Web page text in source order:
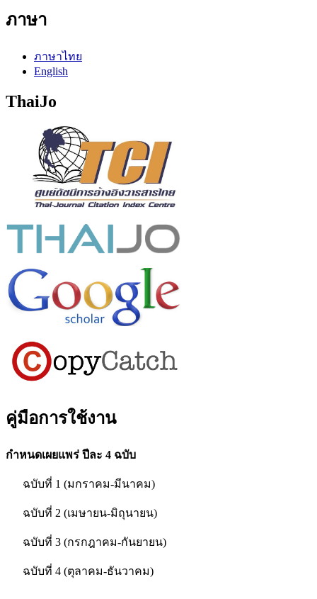
ภาษา
ภาษาไทย
English
ThaiJo
คู่มือการใช้งาน
กำหนดเผยแพร่ ปีละ 4 ฉบับ
ฉบับที่ 1 (มกราคม-มีนาคม)
ฉบับที่ 2 (เมษายน-มิถุนายน)
ฉบับที่ 3 (กรกฎาคม-กันยายน)
ฉบับที่ 4 (ตุลาคม-ธันวาคม)